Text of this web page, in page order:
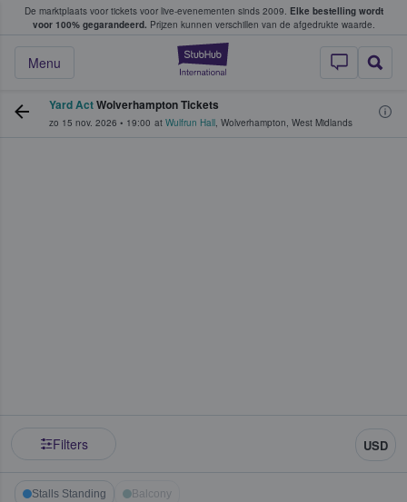
De marktplaats voor tickets voor live-evenementen sinds 2009. Elke bestelling wordt
voor 100% gegarandeerd. Prijzen kunnen verschillen van de afgedrukte waarde.
StubHub: waar
Menu
tickets kopen en verkopen
Yard ActWolverhampton Tickets
zo 15 nov. 2026 • 19:00 at Wulfrun Hall, Wolverhampton, West Midlands
Filters USD
Stalls Standing Balcony